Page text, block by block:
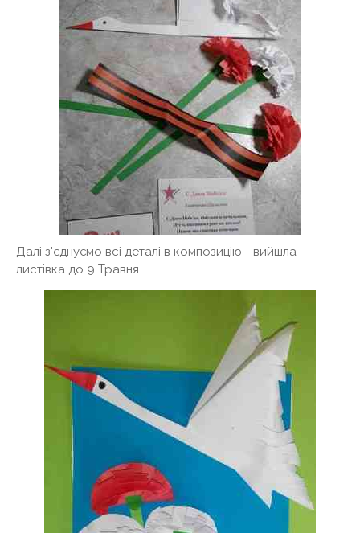
Далі з'єднуємо всі деталі в композицію - вийшла
листівка до 9 Травня.